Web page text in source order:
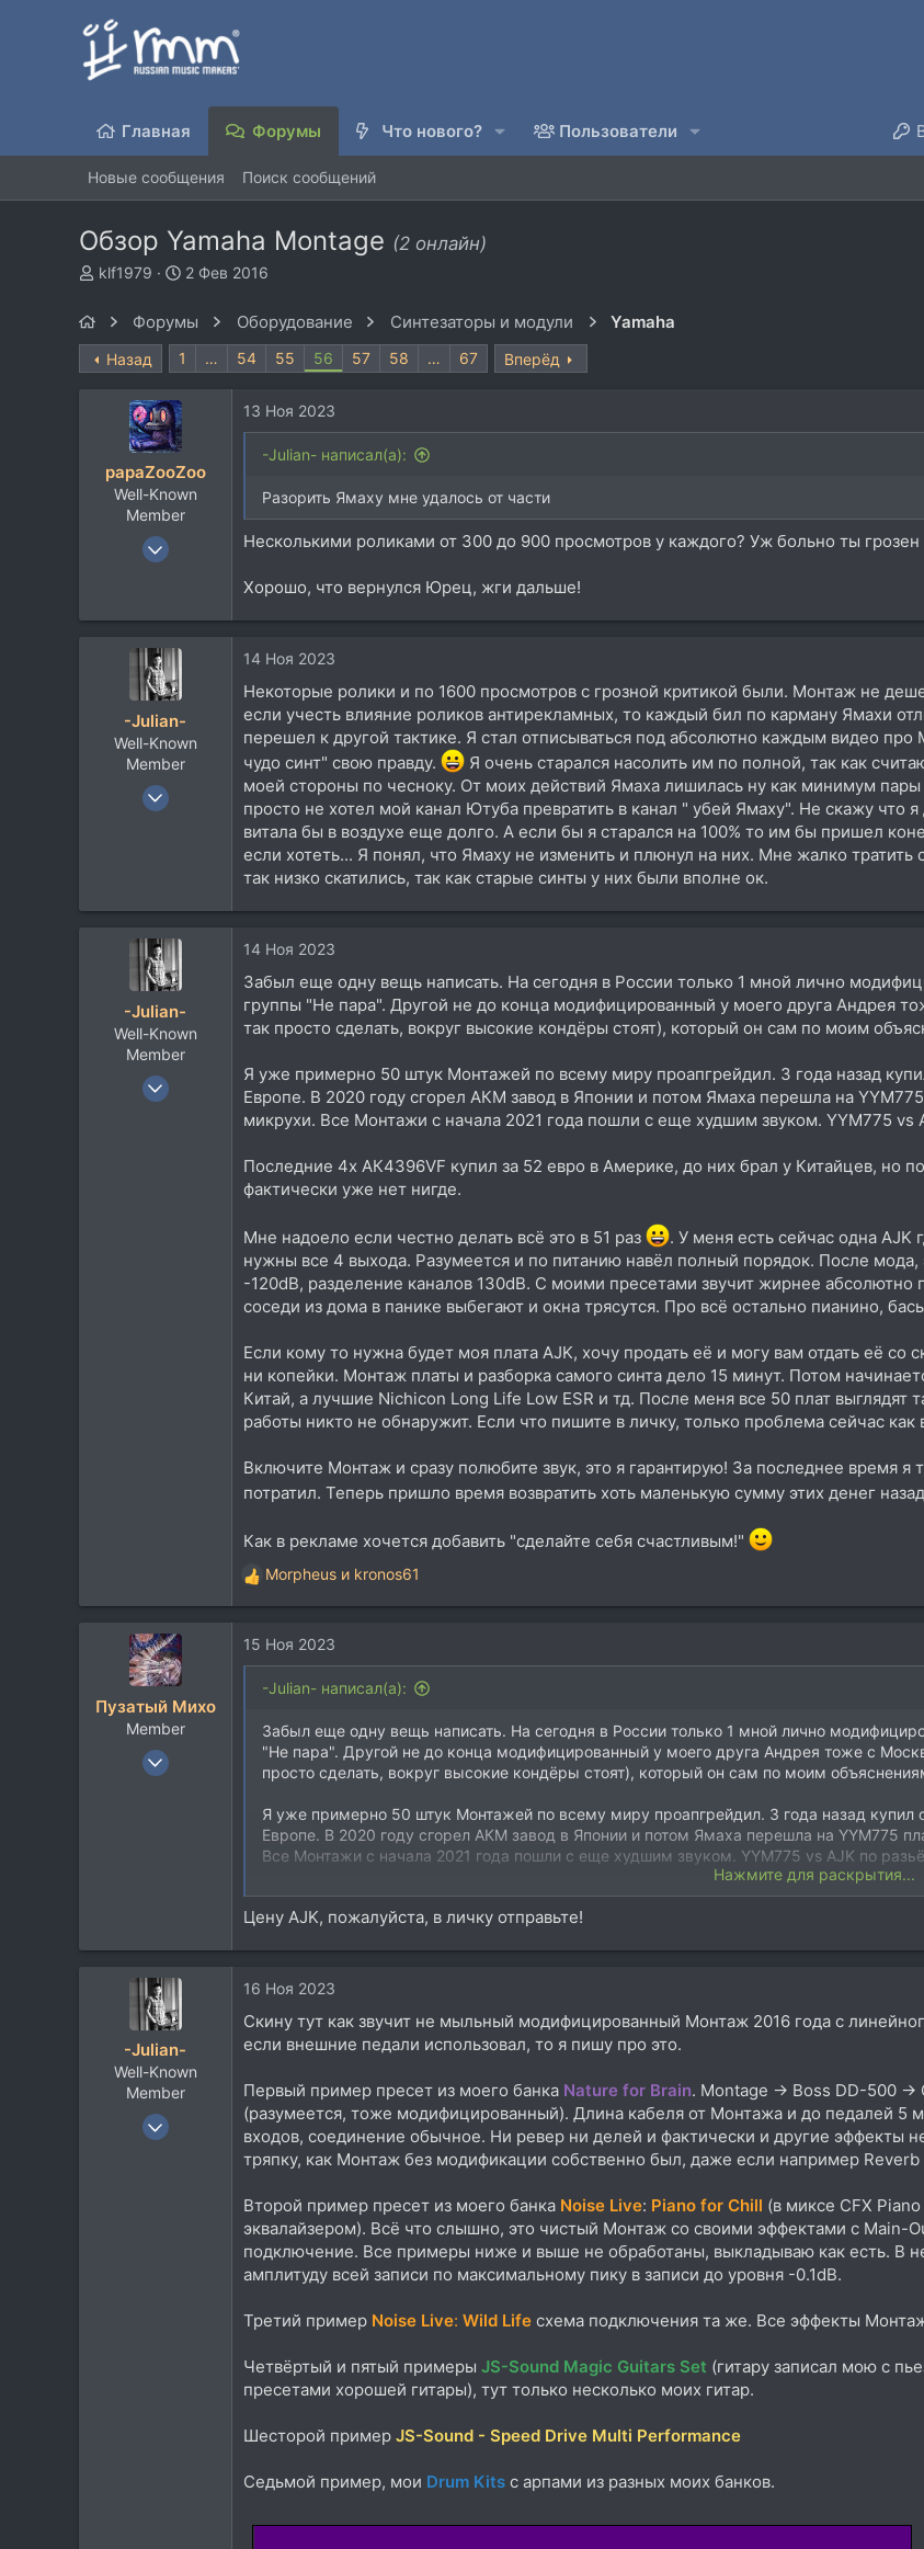
Главная Форумы Что нового? Пользователи
Новые сообщения Поиск сообщений
Обзор Yamaha Montage (2 онлайн)
А
р
т
klf1979
Д
а
а
2 Фев 2016
Форумы Оборудование Синтезаторы и модули Yamaha
Назад 1 … 54 55 56 57 58 … 67 Вперёд
papaZooZoo
Well-Known
Member
17 Фев 2012
113
Москва
13 Ноя 2023
-Julian- написал(а):
Разорить Ямаху мне удалось от части
Несколькими роликами от 300 до 900 просмотров у каждого? Уж больно ты грозен
Хорошо, что вернулся Юрец, жги дальше!
-Julian-
Well-Known
Member
8 Янв 2012
www.youtube.com
14 Ноя 2023
Некоторые ролики и по 1600 просмотров с грозной критикой были. Монтаж не
если учесть влияние роликов антирекламных, то каждый бил по карману Ямахи
перешел к другой тактике. Я стал отписываться под абсолютно каждым видео
чудо синт" свою правду.
Я очень старался насолить им по полной, так как
моей стороны по чесноку. От моих действий Ямаха лишилась ну как минимум
просто не хотел мой канал Ютуба превратить в канал " убей Ямаху". Не скажу что
витала бы в воздухе еще долго. А если бы я старался на 100% то им бы пришел
если хотеть... Я понял, что Ямаху не изменить и плюнул на них. Мне жалко
так низко скатились, так как старые синты у них были вполне ок.
-Julian-
Well-Known
Member
8 Янв 2012
14 Ноя 2023
Забыл еще одну вещь написать. На сегодня в России только 1 мной лично
группы "Не пара". Другой не до конца модифицированный у моего друга Андрея
так просто сделать, вокруг высокие кондёры стоят), который он сам по моим
Я уже примерно 50 штук Монтажей по всему миру проапгрейдил. 3 года назад
Европе. В 2020 году сгорел АКМ завод в Японии и потом Ямаха перешла на
микрухи. Все Монтажи с начала 2021 года пошли с еще худшим звуком. YYM775
Последние 4х АК4396VF купил за 52 евро в Америке, до них брал у Китайцев, но
фактически уже нет нигде.
Мне надоело если честно делать всё это в 51 раз
. У меня есть сейчас одна
нужны все 4 выхода. Разумеется и по питанию навёл полный порядок. После
-120dB, разделение каналов 130dB. С моими пресетами звучит жирнее абсолютно
соседи из дома в панике выбегают и окна трясутся. Про всё остально пианино,
Если кому то нужна будет моя плата AJK, хочу продать её и могу вам отдать её со
ни копейки. Монтаж платы и разборка самого синта дело 15 минут. Потом
Китай, а лучшие Nichicon Long Life Low ESR и тд. После меня все 50 плат выглядят
работы никто не обнаружит. Если что пишите в личку, только проблема сейчас как
Включите Монтаж и сразу полюбите звук, это я гарантирую! За последнее время
потратил. Теперь пришло время возвратить хоть маленькую сумму этих денег
Как в рекламе хочется добавить "сделайте себя счастливым!"
Р
е
к
ц
Morpheus и kronos61
Пузатый Михо
Member
14 Дек 2017
15 Ноя 2023
-Julian- написал(а):
Забыл еще одну вещь написать. На сегодня в России только 1 мной лично
"Не пара". Другой не до конца модифицированный у моего друга Андрея тоже с
просто сделать, вокруг высокие кондёры стоят), который он сам по моим
Я уже примерно 50 штук Монтажей по всему миру проапгрейдил. 3 года назад купил
Европе. В 2020 году сгорел АКМ завод в Японии и потом Ямаха перешла на YYM775
Все Монтажи с начала 2021 года пошли с еще худшим звуком. YYM775 vs AJK по
Последние 4х АК4396VF купил за 52 евро в Америке, до них брал у Китайцев, но
фактически уже нет нигде.
нужны все 4 выхода. Разумеется и по питанию навёл полный порядок. После мода,
разделение каналов 130dB. С моими пресетами звучит жирнее абсолютно половины
в панике выбегают и окна трясутся. Про всё остально пианино, басы, брасы и тд,
копейки. Монтаж платы и разборка самого синта дело 15 минут. Потом начинается
лучшие Nichicon Long Life Low ESR и тд. После меня все 50 плат выглядят так, как
не обнаружит. Если что пишите в личку, только проблема сейчас как в Россию
Включите Монтаж и сразу полюбите звук, это я гарантирую! За последнее время я
Теперь пришло время возвратить хоть маленькую сумму этих денег назад.
Как в рекламе хочется добавить "сделайте себя счастливым!"
Нажмите для раскрытия...
Цену AJK, пожалуйста, в личку отправьте!
-Julian-
Well-Known
Member
8 Янв 2012
16 Ноя 2023
Скину тут как звучит не мыльный модифицированный Монтаж 2016 года с
если внешние педали использовал, то я пишу про это.
Первый пример пресет из моего банка Nature for Brain. Montage -> Boss DD-500 ->
(разумеется, тоже модифицированный). Длина кабеля от Монтажа и до педалей 5
входов, соединение обычное. Ни ревер ни делей и фактически и другие эффекты
тряпку, как Монтаж без модификации собственно был, даже если например Reverb
Второй пример пресет из моего банка Noise Live: Piano for Chill (в миксе CFX
эквалайзером). Всё что слышно, это чистый Монтаж со своими эффектами с
подключение. Все примеры ниже и выше не обработаны, выкладываю как есть. В
амплитуду всей записи по максимальному пику в записи до уровня -0.1dB.
Третий пример Noise Live: Wild Life схема подключения та же. Все эффекты
Четвёртый и пятый примеры JS-Sound Magic Guitars Set (гитару записал мою с
пресетами хорошей гитары), тут только несколько моих гитар.
Шесторой пример JS-Sound - Speed Drive Multi Performance
Седьмой пример, мои Drum Kits с арпами из разных моих банков.